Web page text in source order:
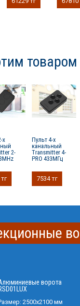
х
2-
Пульт 4-х
канальный
Transmitter 4-
PRO 433МГц
7534 тг
ворота
2500x2100 мм